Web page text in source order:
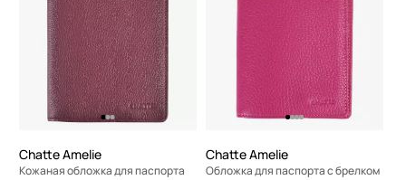
Chatte Amelie
Кожаная обложка для паспорта
Chatte Amelie
Обложка для паспорта с брелком